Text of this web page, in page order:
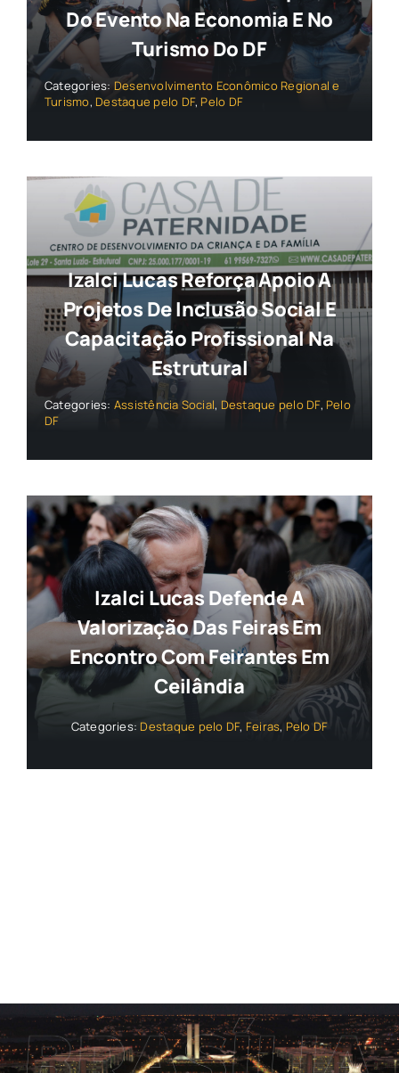
Do Evento Na Economia E No
Turismo Do DF
Categories: Desenvolvimento Econômico Regional e
Turismo, Destaque pelo DF, Pelo DF
Izalci Lucas Reforça Apoio A
Projetos De Inclusão Social E
Capacitação Profissional Na
Estrutural
Categories: Assistência Social, Destaque pelo DF, Pelo
DF
Izalci Lucas Defende A
Valorização Das Feiras Em
Encontro Com Feirantes Em
Ceilândia
Categories: Destaque pelo DF, Feiras, Pelo DF